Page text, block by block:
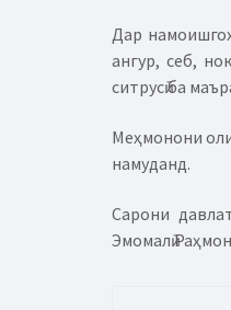
Дар
ангур, себ,
ситрусӣ ба
Меҳмонони
намуданд.
Сарони
Эмомалӣ